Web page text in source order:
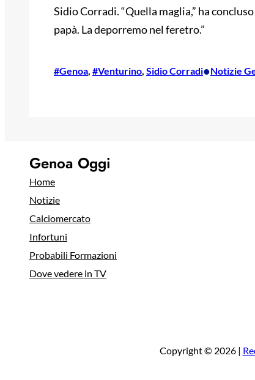
Sidio Corradi. “Quella maglia,” ha
papà. La deporremo nel feretro.”
#Genoa, #Venturino, Sidio Corradi•Notizie
Genoa Oggi
Home
Notizie
Calciomercato
Infortuni
Probabili Formazioni
Dove vedere in TV
Copyright © 2026 |